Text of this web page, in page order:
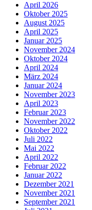
April 2026
Oktober 2025
August 2025
April 2025
Januar 2025
November 2024
Oktober 2024
April 2024
März 2024
Januar 2024
November 2023
April 2023
Februar 2023
November 2022
Oktober 2022
Juli 2022
Mai 2022
April 2022
Februar 2022
Januar 2022
Dezember 2021
November 2021
September 2021